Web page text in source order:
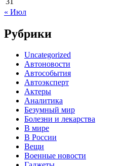
« Июл
Рубрики
Uncategorized
Автоновости
Автособытия
Автоэксперт
Актеры
Аналитика
Безумный мир
Болезни и лекарства
В мире
В России
Вещи
Военные новости